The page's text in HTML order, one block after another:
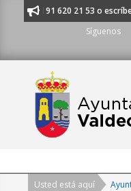
al 91 620 21 53 o
Síguenos
Navigation
Usted está aquí